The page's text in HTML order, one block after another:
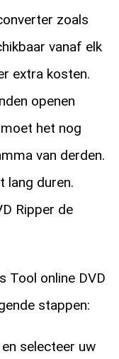
zoals
vanaf elk
extra kosten.
openen
het nog
van derden.
lang duren.
Ripper de
Tool online DVD
stappen:
selecteer uw